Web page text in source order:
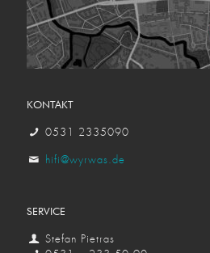
KONTAKT
0531 2335090
hifi@wyrwas.de
SERVICE
Stefan Pietras